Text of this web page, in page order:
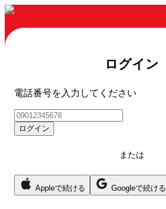
ログイン
電話番号を入力してください
ログイン
または
Appleで続ける Googleで続ける